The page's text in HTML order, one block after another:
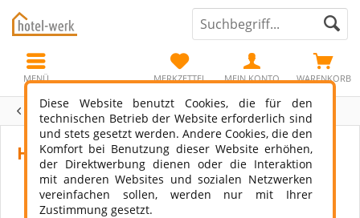
WARENKORB
MERKZETTEL MEIN KONTO
MENÜ
Übersicht Exklusiv-Line
Hotelslipper Rom
Diese Website benutzt Cookies, die für den
technischen Betrieb der Website erforderlich sind
und stets gesetzt werden. Andere Cookies, die den
Komfort bei Benutzung dieser Website erhöhen,
der Direktwerbung dienen oder die Interaktion
mit anderen Websites und sozialen Netzwerken
vereinfachen sollen, werden nur mit Ihrer
Zustimmung gesetzt.